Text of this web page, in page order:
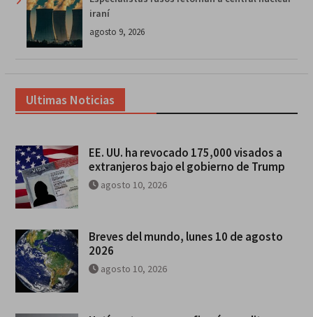
iraní
agosto 9, 2026
Ultimas Noticias
EE. UU. ha revocado 175,000 visados a
extranjeros bajo el gobierno de Trump
agosto 10, 2026
Breves del mundo, lunes 10 de agosto
2026
agosto 10, 2026